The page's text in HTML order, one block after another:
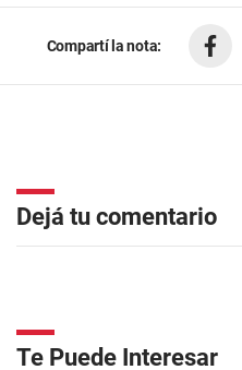
Compartí la nota:
Dejá tu comentario
Te Puede Interesar